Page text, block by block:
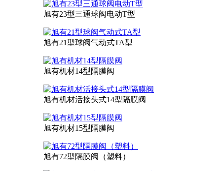
旭有23型三通球阀电动T型
旭有21型球阀气动式TA型
旭有机材14型隔膜阀
旭有机材活接头式14型隔膜阀
旭有机材15型隔膜阀
旭有72型隔膜阀（塑料）